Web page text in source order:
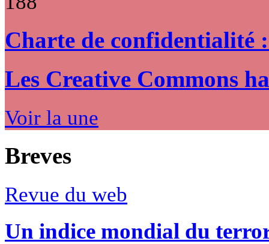
Charte de confidentialité
Les Creative Commons
Voir la une
Breves
Revue du web
Un indice mondial du